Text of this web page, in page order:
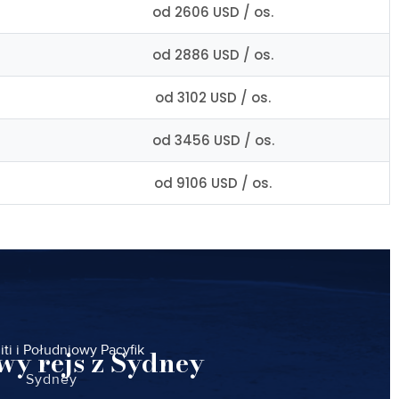
od 2606 USD / os.
od 2886 USD / os.
od 3102 USD / os.
od 3456 USD / os.
od 9106 USD / os.
i Południowy Pacyfik
rejs z Sydney
Sydney